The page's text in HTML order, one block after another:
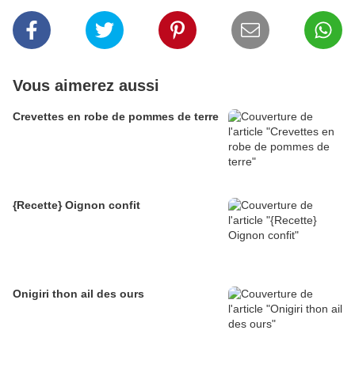
Vous aimerez aussi
Crevettes en robe de pommes de terre
{Recette} Oignon confit
Onigiri thon ail des ours